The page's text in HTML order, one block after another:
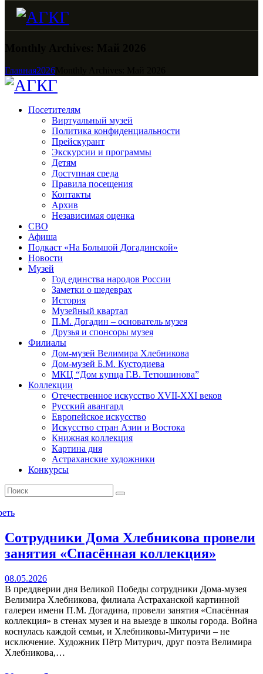
Главная2026
Посетителям
Виртуальный музей
Политика конфиденциальности
Прейскурант
Экскурсии и программы
Детям
Доступная среда
Правила посещения
Контакты
Архив
Независимая оценка
СВО
Афиша
Подкаст «На Большой Догадинской»
Новости
Музей
Год единства народов России
Заметки о шедеврах
История
Музейный квартал
П.М. Догадин – основатель музея
Друзья и спонсоры музея
Филиалы
Дом-музей Велимира Хлебникова
Дом-музей Б.М. Кустодиева
МКЦ “Дом купца Г.В. Тетюшинова”
Коллекции
Отечественное искусство XVII-XXI веков
Русский авангард
Европейское искусство
Искусство стран Азии и Востока
Книжная коллекция
Картина дня
Астраханские художники
Конкурсы
Сотрудники Дома Хлебникова провели
занятия «Спасённая коллекция»
08.05.2026
В преддверии дня Великой Победы сотрудники Дома-музея
Велимира Хлебникова, филиала Астраханской картинной
галереи имени П.М. Догадина, провели занятия «Спасённая
коллекция» в стенах музея и на выезде в школы города. Война
коснулась каждой семьи, и Хлебниковы-Митуричи – не
исключение. Художник Пётр Митурич, друг поэта Велимира
Хлебникова,…